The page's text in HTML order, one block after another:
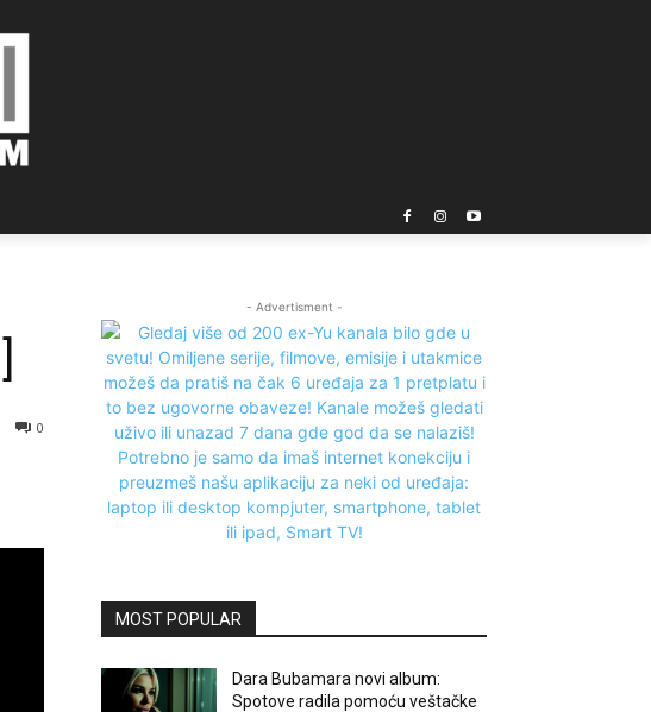
0
- Advertisment -
MOST POPULAR
Dara Bubamara novi album:
Spotove radila pomoću veštačke